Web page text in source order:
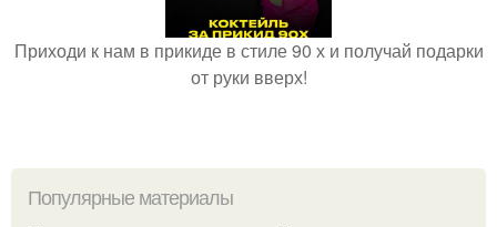
Приходи к нам в прикиде в стиле 90 х и получай подарки
от руки вверх!
Популярные материалы